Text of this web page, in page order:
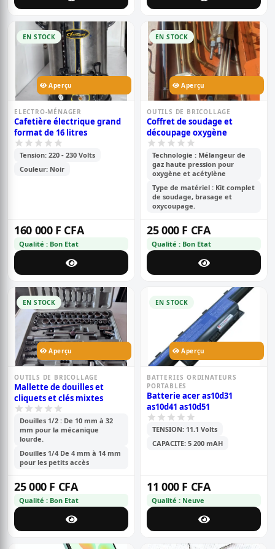
EN STOCK
Aperçu
ELECTRO-MÉNAGER
Cafetière électrique grand
format de 16 litres
Tension: 220 - 230 Volts
Couleur: Noir
160 000 F CFA
Qualité : Bon Etat
EN STOCK
Aperçu
OUTILS DE BRICOLLAGE
Coffret de soudage et
découpage oxygène
Technologie : Mélangeur de
gaz haute pression pour
oxygène et acétylène
Type de matériel : Kit complet
de soudage, brasage et
oxycoupage.
25 000 F CFA
Qualité : Bon Etat
EN STOCK
Aperçu
OUTILS DE BRICOLLAGE
Mallette de douilles et
cliquets et clés mixtes
Douilles 1/2 : De 10 mm à 32
mm pour la mécanique
lourde.
Douilles 1/4 De 4 mm à 14 mm
pour les petits accès
25 000 F CFA
Qualité : Bon Etat
EN STOCK
Aperçu
BATTERIES ORDINATEURS
PORTABLES
Batterie acer as10d31
as10d41 as10d51
TENSION: 11.1 Volts
CAPACITE: 5 200 mAH
11 000 F CFA
Qualité : Neuve